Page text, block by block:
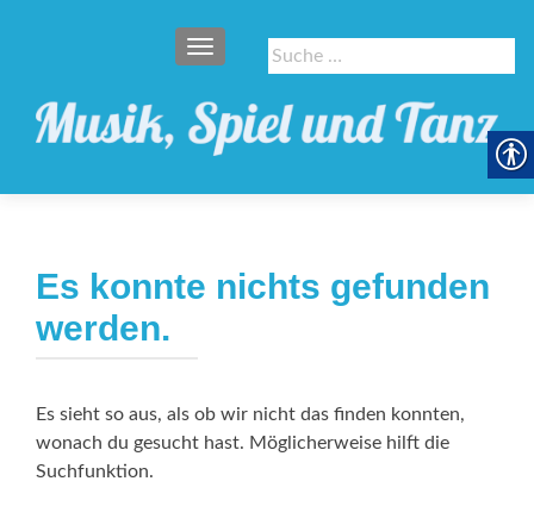
Suche
nach:
SCHALTE NAVIGATION
Es konnte nichts gefunden
werden.
Es sieht so aus, als ob wir nicht das finden konnten,
wonach du gesucht hast. Möglicherweise hilft die
Suchfunktion.